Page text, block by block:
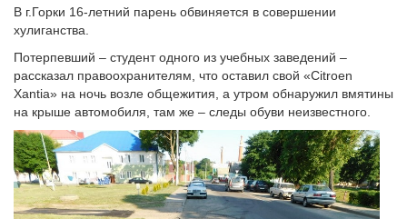
В г.Горки 16-летний парень обвиняется в совершении
хулиганства.
Потерпевший – студент одного из учебных заведений –
рассказал правоохранителям, что оставил свой «Citroen
Xantia» на ночь возле общежития, а утром обнаружил вмятины
на крыше автомобиля, там же – следы обуви неизвестного.